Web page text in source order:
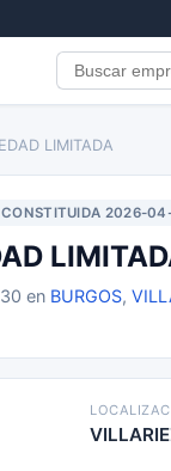
LIMITADA
CONSTITUIDA 2026-
en BURGOS,